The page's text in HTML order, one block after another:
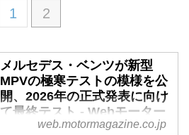
1 2
メルセデス・ベンツが新型
MPVの極寒テストの模様を公
開、2026年の正式発表に向け
て最終テスト - Webモーター
マガジンweb.motormagazine.co.jp